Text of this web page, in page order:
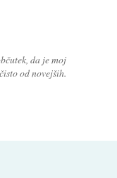
da je moj
od novejših.